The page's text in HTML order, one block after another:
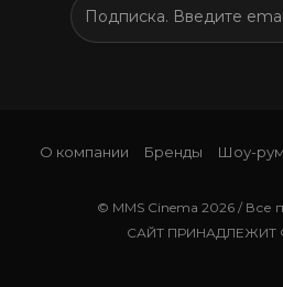
О компании Бренды Шоу-рум
© MMS Cinema 2026 / Все
САЙТ ПРИНАДЛЕЖИТ